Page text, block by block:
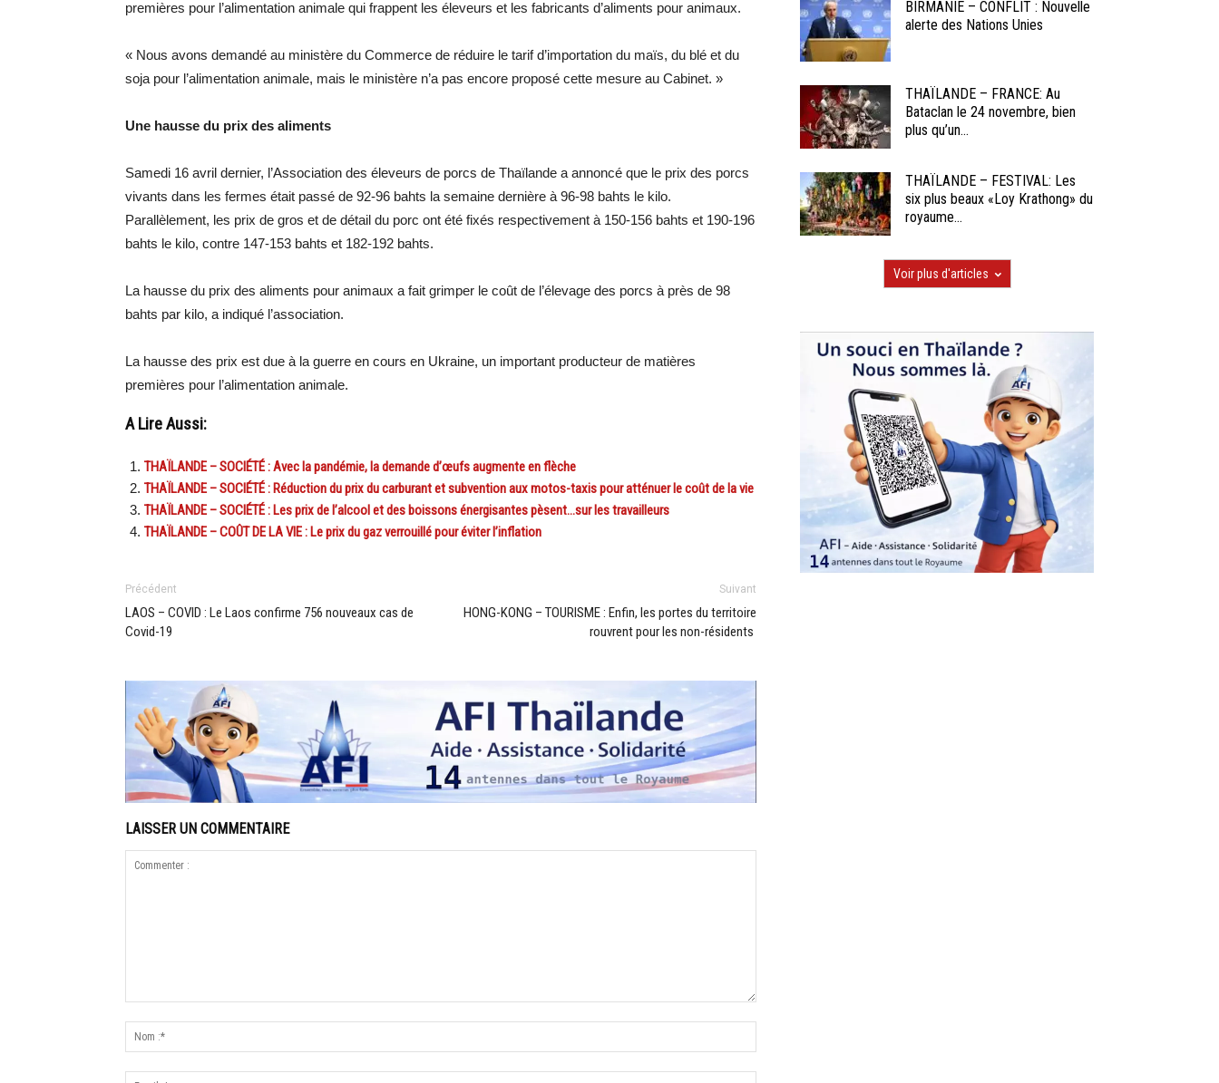
premières pour l’alimentation animale qui frappent les éleveurs et les fabricants d’aliments pour animaux.
« Nous avons demandé au ministère du Commerce de réduire le tarif d’importation du maïs, du blé et du
soja pour l’alimentation animale, mais le ministère n’a pas encore proposé cette mesure au Cabinet. »
Une hausse du prix des aliments
Samedi 16 avril dernier, l’Association des éleveurs de porcs de Thaïlande a annoncé que le prix des porcs
vivants dans les fermes était passé de 92-96 bahts la semaine dernière à 96-98 bahts le kilo.
Parallèlement, les prix de gros et de détail du porc ont été fixés respectivement à 150-156 bahts et 190-196
bahts le kilo, contre 147-153 bahts et 182-192 bahts.
La hausse du prix des aliments pour animaux a fait grimper le coût de l’élevage des porcs à près de 98
bahts par kilo, a indiqué l’association.
La hausse des prix est due à la guerre en cours en Ukraine, un important producteur de matières
premières pour l’alimentation animale.
A Lire Aussi:
THAÏLANDE – SOCIÉTÉ : Avec la pandémie, la demande d’œufs augmente en flèche
THAÏLANDE – SOCIÉTÉ : Réduction du prix du carburant et subvention aux motos-taxis pour atténuer le coût de la vie
THAÏLANDE – SOCIÉTÉ : Les prix de l’alcool et des boissons énergisantes pèsent…sur les travailleurs
THAÏLANDE – COÛT DE LA VIE : Le prix du gaz verrouillé pour éviter l’inflation
Précédent
LAOS – COVID : Le Laos confirme 756 nouveaux cas de
Covid-19
Suivant
HONG-KONG – TOURISME : Enfin, les portes du territoire
rouvrent pour les non-résidents
LAISSER UN COMMENTAIRE
BIRMANIE – CONFLIT : Nouvelle
alerte des Nations Unies
THAÏLANDE – FRANCE: Au
Bataclan le 24 novembre, bien
plus qu’un...
THAÏLANDE – FESTIVAL: Les
six plus beaux «Loy Krathong» du
royaume...
Voir plus d'articles